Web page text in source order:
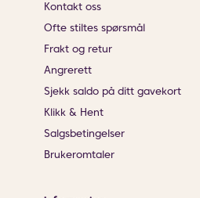
Kontakt oss
Ofte stiltes spørsmål
Frakt og retur
Angrerett
Sjekk saldo på ditt gavekort
Klikk & Hent
Salgsbetingelser
Brukeromtaler